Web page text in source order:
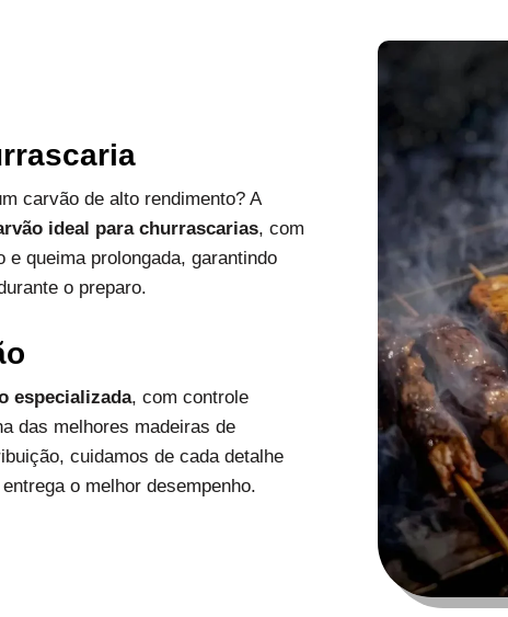
carvão de alto rendimento? A
ideal para churrascarias, com
e queima prolongada, garantindo
o preparo.
especializada, com controle
das melhores madeiras de
cuidamos de cada detalhe
o melhor desempenho.